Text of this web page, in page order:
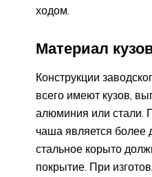
ходом.
Материал
Конструкции
всего имеют кузов,
алюминия или стали.
чаша является более
стальное корыто
покрытие. При